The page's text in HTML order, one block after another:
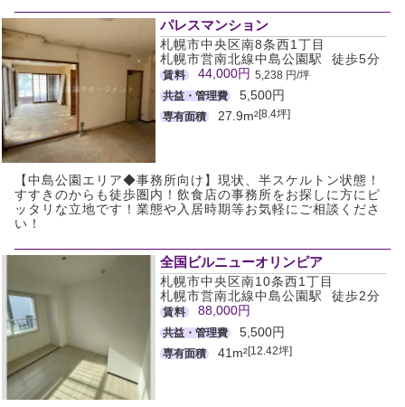
パレスマンション
札幌市中央区南8条西1丁目
札幌市営南北線中島公園駅 徒歩5分
賃料 44,000円 5,238 円/坪
共益・管理費
5,500円
専有面積 27.9m²[8.4坪]
【中島公園エリア◆事務所向け】現状、半スケルトン状態！
すすきのからも徒歩圏内！飲食店の事務所をお探しに方にピ
ッタリな立地です！業態や入居時期等お気軽にご相談くださ
い！
全国ビルニューオリンピア
札幌市中央区南10条西1丁目
札幌市営南北線中島公園駅 徒歩2分
賃料 88,000円
共益・管理費 5,500円
専有面積 41m²[12.42坪]